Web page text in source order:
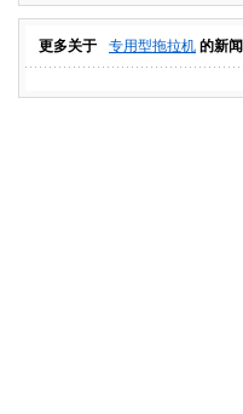
更多关于 专用型拖拉机 的新闻